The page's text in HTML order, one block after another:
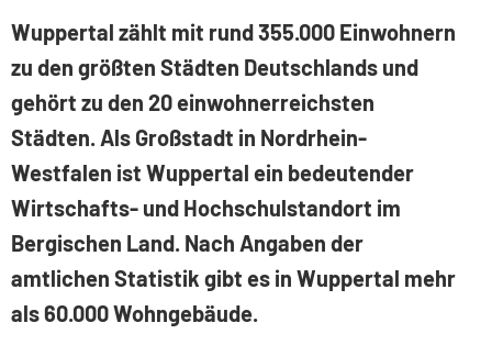
Wuppertal zählt mit rund 355.000 Einwohnern
zu den größten Städten Deutschlands und
gehört zu den 20 einwohnerreichsten
Städten. Als Großstadt in Nordrhein-
Westfalen ist Wuppertal ein bedeutender
Wirtschafts- und Hochschulstandort im
Bergischen Land. Nach Angaben der
amtlichen Statistik gibt es in Wuppertal mehr
als 60.000 Wohngebäude.